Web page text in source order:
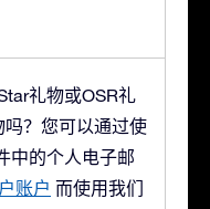
礼物或OSR礼
？ 您可以通过使
中的个人电子邮
账户 而使用我们